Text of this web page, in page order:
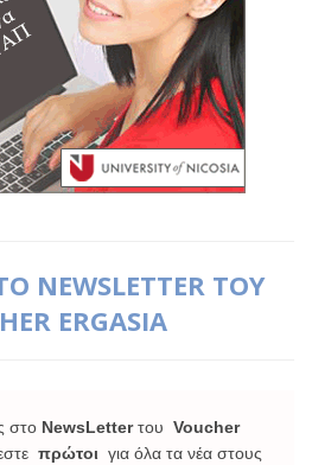
NEWSLETTER ΤΟΥ
ERGASIA
στο NewsLetterτου Voucher
πρώτοι για όλα τα νέα στους